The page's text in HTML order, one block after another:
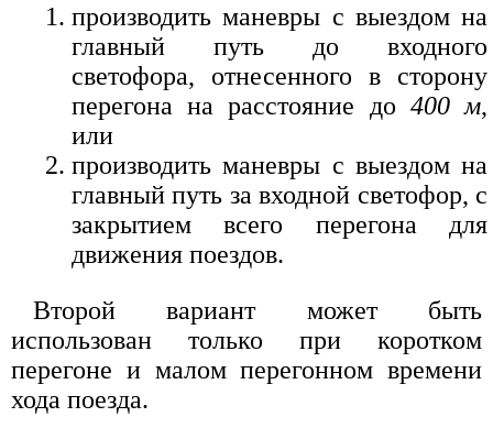
производить маневры с выездом на
главный путь до входного
светофора, отнесенного в сторону
перегона на расстояние до 400 м,
или
производить маневры с выездом на
главный путь за входной светофор, с
закрытием всего перегона для
движения поездов.
Второй вариант может быть
использован только при коротком
перегоне и малом перегонном времени
хода поезда.